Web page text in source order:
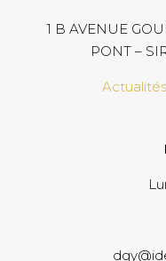
1 B AVENUE
PONT –
Actualités